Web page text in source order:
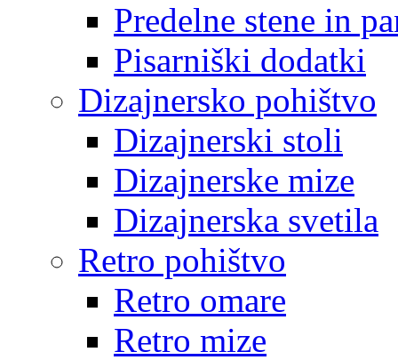
Predelne stene in
Pisarniški dodatki
Dizajnersko pohištvo
Dizajnerski stoli
Dizajnerske mize
Dizajnerska svetila
Retro pohištvo
Retro omare
Retro mize